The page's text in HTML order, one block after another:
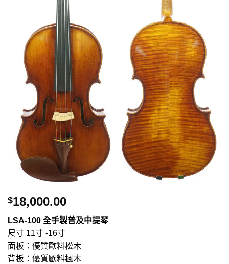
$18,000.00
LSA-100 全手製普及中提琴
尺寸 11寸 -16寸
面板：優質歐料松木
背板：優質歐料楓木